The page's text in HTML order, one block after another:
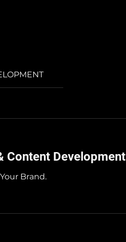
Content Development
Brand.